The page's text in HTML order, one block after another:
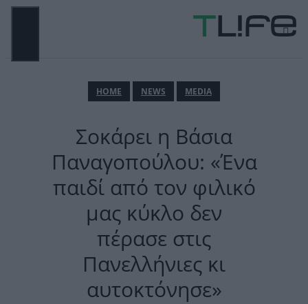
Μετάβαση
ΗΟΜΕ NEWS MEDIA
Σοκάρει η Βάσια
Παναγοπούλου: «Ένα
παιδί από τον φιλικό
μας κύκλο δεν
πέρασε στις
Πανελλήνιες κι
αυτοκτόνησε»